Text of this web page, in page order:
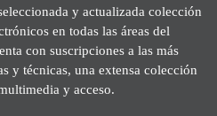
y actualizada colección
en todas las áreas del
con suscripciones a las más
y técnicas, una extensa colección
y acceso.